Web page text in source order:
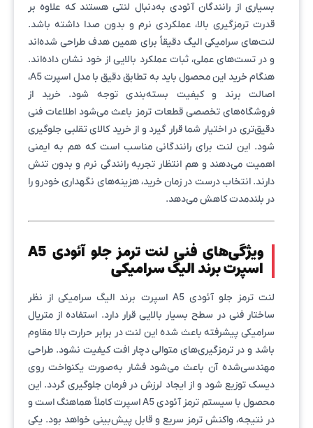
بسیاری از رانندگان آئودی به‌دنبال لنتی هستند که علاوه بر
قدرت ترمزگیری بالا، عملکردی نرم و بدون صدا داشته باشد.
لنت‌های سرامیکی الیگ دقیقاً برای همین هدف طراحی شده‌اند
و در تست‌های عملی، ثبات عملکرد بالایی از خود نشان داده‌اند.
هنگام خرید این محصول باید به تطابق دقیق با مدل اسپرت A5،
اصالت برند و کیفیت بسته‌بندی توجه شود. خرید از
فروشگاه‌های تخصصی قطعات ترمز باعث می‌شود اطلاعات فنی
دقیق‌تری در اختیار شما قرار گیرد و از خرید کالای تقلبی جلوگیری
شود. این لنت برای رانندگانی مناسب است که هم به ایمنی
اهمیت می‌دهند و هم انتظار تجربه رانندگی نرم و بدون تنش
دارند. انتخاب درست در زمان خرید، هزینه‌های نگهداری خودرو را
در بلندمدت کاهش می‌دهد.
ویژگی‌های فنی لنت ترمز جلو آئودی A5
اسپرت برند الیگ سرامیکی
لنت ترمز جلو آئودی A5 اسپرت برند الیگ سرامیکی از نظر
ساختار فنی در سطح بسیار بالایی قرار دارد. استفاده از متریال
سرامیکی پیشرفته باعث شده این لنت در برابر حرارت بالا مقاوم
باشد و در ترمزگیری‌های متوالی دچار افت کیفیت نشود. طراحی
مهندسی‌شده آن باعث می‌شود فشار به‌صورت یکنواخت روی
دیسک توزیع شود و از ایجاد لرزش در فرمان جلوگیری گردد. این
محصول با سیستم ترمز آئودی A5 اسپرت کاملاً هماهنگ است و
در نتیجه، واکنش ترمز سریع و قابل پیش‌بینی خواهد بود. یکی